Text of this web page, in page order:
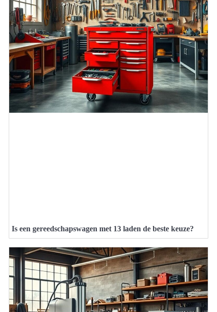
Is een gereedschapswagen met 13 laden de beste keuze?